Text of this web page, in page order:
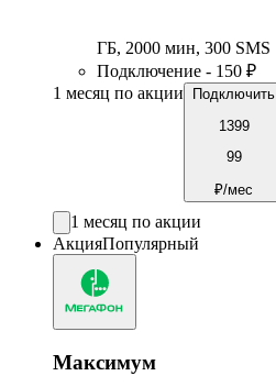
ГБ, 2000 мин, 300 SMS
Подключение - 150 ₽
1 месяц по акции
Подключить
1399
99
₽/мес
1 месяц по акции
АкцияПопулярный
Максимум